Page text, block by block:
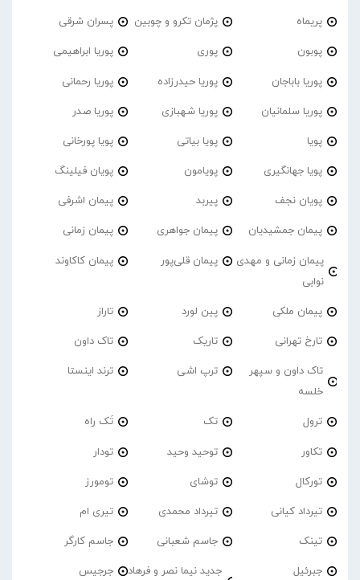
پریماه پژمان تکرو و چوبین پسران شرقی
پوبون پوری پوریا ابراهیمی
پوریا باباجان پوریا حیدرزاده پوریا رحمانی
پوریا سلمانیان پوریا شهبازی پوریا صدر
پویا پویا بیاتی پویا پورخانی
پویا جهانگیری پویامون پویان فیلینگ
پویان نجف پیربد پیمان اشرفی
پیمان جمشیدیان پیمان جواهری پیمان زمانی
پیمان زمانی و مهدی
نوابی
پیمان قلی‌پور پیمان کاکاوند
پیمان ملکی پین لورد تاراز
تارخ تهرانی تاریک تاک داون
تاک داون و سپهر
خلسه
ترپ اشی ترند اینستا
ترول تک تَک راه
تکاور توحید وحید تودار
تورکال توشای تومورز
تیرداد کیانی تیرداد محمدی تیری ام
تینک جاسم شعبانی جاسم کارگر
جبرئیل
جدید نیما نصر و فرهاد
جرجیس